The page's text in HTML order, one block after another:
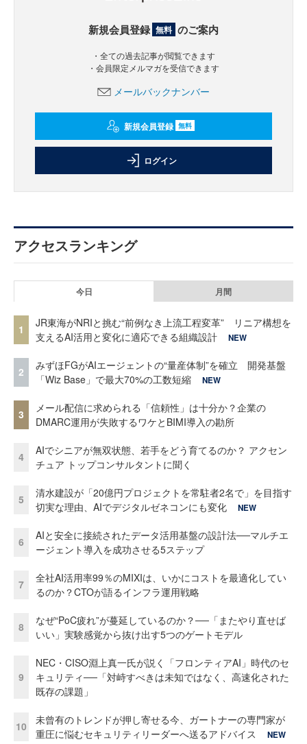
新規会員登録 無料 のご案内
・全ての過去記事が閲覧できます
・会員限定メルマガを受信できます
メールバックナンバー
新規会員登録 無料
ログイン
アクセスランキング
今日 月間
1
JR東海がNRIと挑む“前例なき上流工程変革” リニア構想を
支えるAI活用と変化に適応できる組織設計
NEW
2
みずほFGがAIエージェントの“量産体制”を確立 開発基盤
「Wiz Base」で最大70%の工数短縮
NEW
3
メール配信に求められる「信頼性」は十分か？企業の
DMARC運用が失敗するワケとBIMI導入の勘所
4
AIでシニアが無双状態、若手をどう育てるのか？ アクセン
チュア トップコンサルタントに聞く
5
清水建設が「20億円プロジェクトを常駐者2名で」を目指す
切実な理由、AIでデジタルゼネコンにも変化
NEW
6
AIと安全に接続されたデータ活用基盤の設計法──マルチエ
ージェント導入を成功させる5ステップ
7
全社AI活用率99％のMIXIは、いかにコストを最適化してい
るのか？CTOが語るインフラ運用戦略
8
なぜ“PoC疲れ”が蔓延しているのか？──「またやり直せば
いい」実験感覚から抜け出す5つのゲートモデル
9
NEC・CISO淵上真一氏が説く「フロンティアAI」時代のセ
キュリティ──「対峙すべきは未知ではなく、高速化された
既存の課題」
10
未曾有のトレンドが押し寄せる今、ガートナーの専門家が
重圧に悩むセキュリティリーダーへ送るアドバイス
NEW